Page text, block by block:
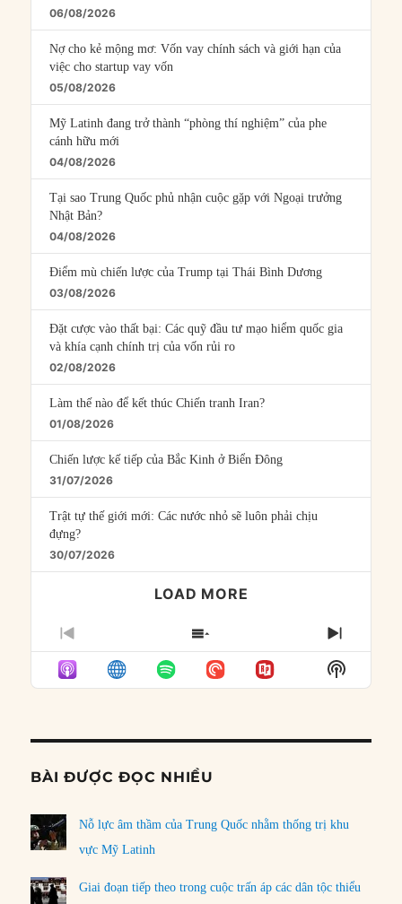
06/08/2026
Nợ cho kẻ mộng mơ: Vốn vay chính sách và giới hạn của
việc cho startup vay vốn
05/08/2026
Mỹ Latinh đang trở thành “phòng thí nghiệm” của phe
cánh hữu mới
04/08/2026
Tại sao Trung Quốc phủ nhận cuộc gặp với Ngoại trưởng
Nhật Bản?
04/08/2026
Điểm mù chiến lược của Trump tại Thái Bình Dương
03/08/2026
Đặt cược vào thất bại: Các quỹ đầu tư mạo hiểm quốc gia
và khía cạnh chính trị của vốn rủi ro
02/08/2026
Làm thế nào để kết thúc Chiến tranh Iran?
01/08/2026
Chiến lược kế tiếp của Bắc Kinh ở Biển Đông
31/07/2026
Trật tự thế giới mới: Các nước nhỏ sẽ luôn phải chịu
đựng?
30/07/2026
LOAD MORE
PREVIOUS
EPISODE
SHOW
EPISODES
LIST
NEXT
Show
Podcast
BÀI ĐƯỢC ĐỌC NHIỀU
Nỗ lực âm thầm của Trung Quốc nhằm thống trị khu
vực Mỹ Latinh
Giai đoạn tiếp theo trong cuộc trấn áp các dân tộc thiểu